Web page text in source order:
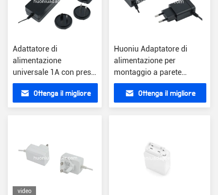
Adattatore di
alimentazione
universale 1A con prese
intercambiabili
Ottenga il migliore
Huoniu Adaptatore di
alimentazione per
montaggio a parete
Compatto nero
caricabatterie ABS 12V
Efficienza del cavo 1,5m
Ottenga il migliore
video